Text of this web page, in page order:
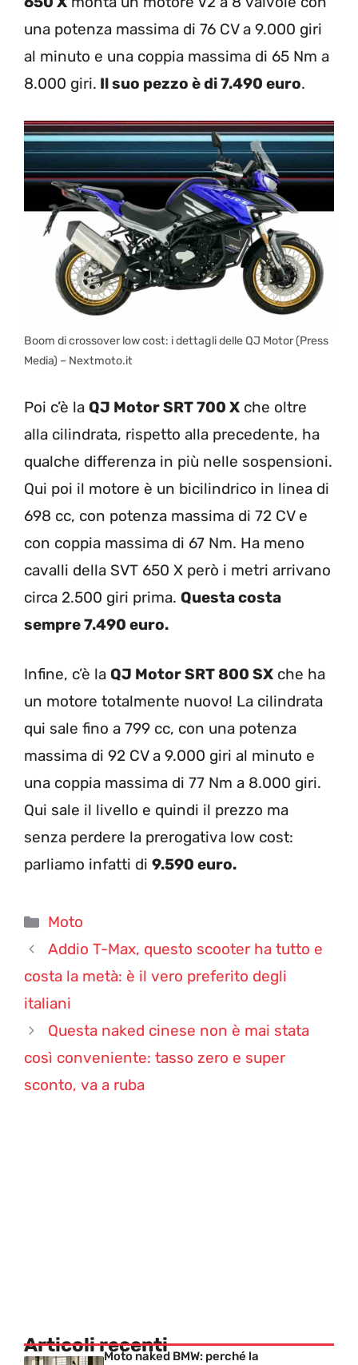
una potenza massima di 76 CV a 9.000 giri
al minuto e una coppia massima di 65 Nm a
8.000 giri. Il suo pezzo è di 7.490 euro.
Boom di crossover low cost: i dettagli delle QJ Motor (Press
Media) – Nextmoto.it
Poi c’è la QJ Motor SRT 700 X che oltre
alla cilindrata, rispetto alla precedente, ha
qualche differenza in più nelle sospensioni.
Qui poi il motore è un bicilindrico in linea di
698 cc, con potenza massima di 72 CV e
con coppia massima di 67 Nm. Ha meno
cavalli della SVT 650 X però i metri arrivano
circa 2.500 giri prima. Questa costa
sempre 7.490 euro.
Infine, c’è la QJ Motor SRT 800 SX che ha
un motore totalmente nuovo! La cilindrata
qui sale fino a 799 cc, con una potenza
massima di 92 CV a 9.000 giri al minuto e
una coppia massima di 77 Nm a 8.000 giri.
Qui sale il livello e quindi il prezzo ma
senza perdere la prerogativa low cost:
parliamo infatti di 9.590 euro.
Categorie
Moto
Addio T-Max, questo scooter ha tutto e
costa la metà: è il vero preferito degli
italiani
Questa naked cinese non è mai stata
così conveniente: tasso zero e super
sconto, va a ruba
Articoli recentiMoto naked BMW: perché la